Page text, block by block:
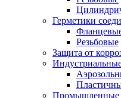
Герметики
Резьбовые
Защита от
Промышленные